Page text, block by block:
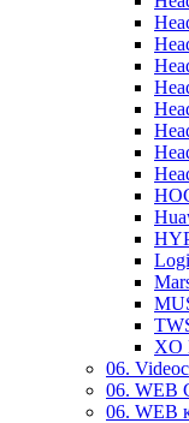
XO
06.
06. WEB
06. WEB